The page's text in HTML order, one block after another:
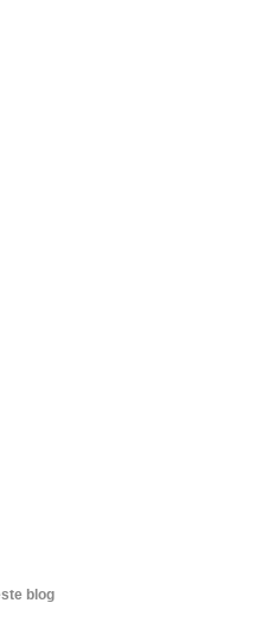
blog